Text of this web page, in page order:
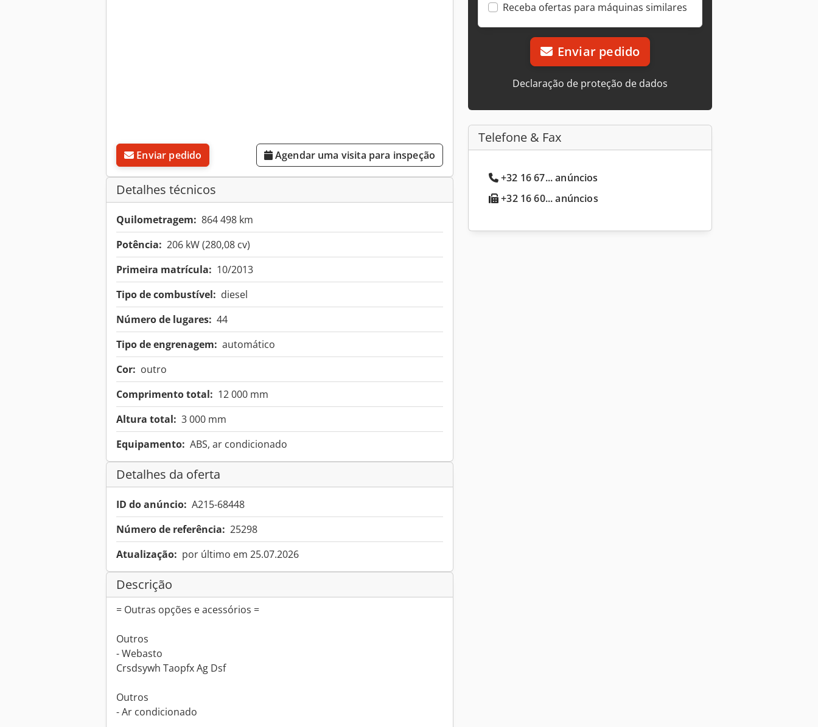
Enviar pedido Agendar uma visita para inspeção
Detalhes técnicos
Quilometragem: 864 498 km
Potência: 206 kW (280,08 cv)
Primeira matrícula: 10/2013
Tipo de combustível: diesel
Número de lugares: 44
Tipo de engrenagem: automático
Cor: outro
Comprimento total: 12 000 mm
Altura total: 3 000 mm
Equipamento: ABS, ar condicionado
Detalhes da oferta
ID do anúncio: A215-68448
Número de referência: 25298
Atualização: por último em 25.07.2026
Descrição
= Outras opções e acessórios =
Outros
- Webasto
Crsdsywh Taopfx Ag Dsf
Outros
- Ar condicionado
Receba ofertas para máquinas similares
Enviar pedido
Declaração de proteção de dados
Telefone & Fax
+32 16 67... anúncios
+32 16 60... anúncios